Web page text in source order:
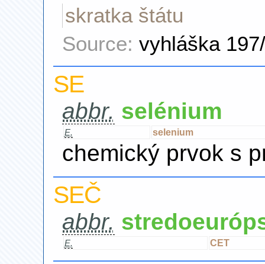
skratka štátu
Source: vyhláška
SE
abbr. selénium
E. selenium
chemický prvok s
SEČ
abbr.
E. CET